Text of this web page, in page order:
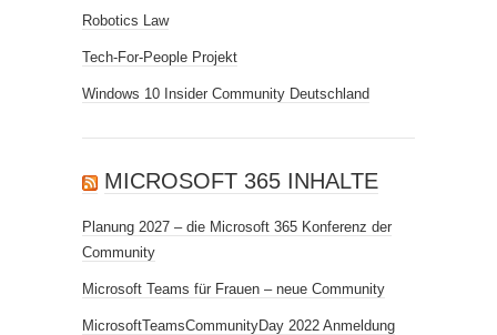
Robotics Law
Tech-For-People Projekt
Windows 10 Insider Community Deutschland
MICROSOFT 365 INHALTE
Planung 2027 – die Microsoft 365 Konferenz der
Community
Microsoft Teams für Frauen – neue Community
MicrosoftTeamsCommunityDay 2022 Anmeldung